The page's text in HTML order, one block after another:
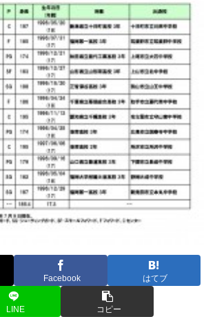
Facebook はてブ
LINE コピー